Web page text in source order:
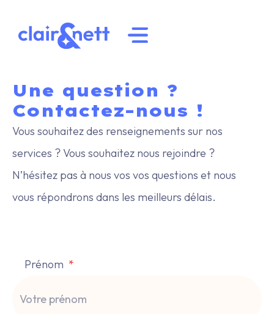
Une question ?
Contactez-nous !
Vous souhaitez des renseignements sur nos
services ? Vous souhaitez nous rejoindre ?
N’hésitez pas à nous vos vos questions et nous
vous répondrons dans les meilleurs délais.
Prénom